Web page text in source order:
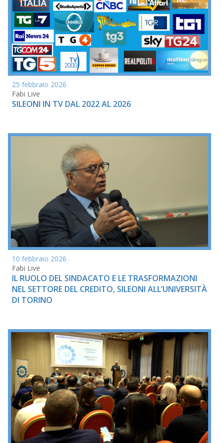
25 febbraio 2026
Fabi Live
SILEONI IN TV DAL 2022 AL 2026
10 febbraio 2026
Fabi Live
IL RUOLO DEL SINDACATO E LE TRASFORMAZIONI
NEL SETTORE DEL CREDITO, SILEONI ALL’UNIVERSITÀ
DI TORINO